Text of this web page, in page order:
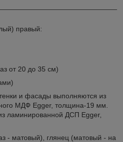
правый:
от 20 до 35 см)
и фасады выполняются из
МДФ Egger, толщина-19 мм.
ламинированной ДСП Egger,
- матовый), глянец (матовый - на